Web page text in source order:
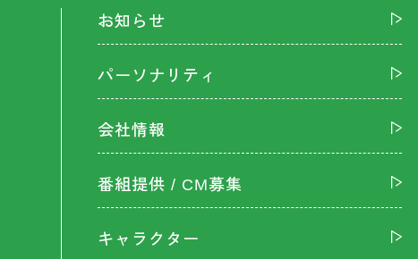
お知らせ
パーソナリティ
会社情報
番組提供 / CM募集
キャラクター